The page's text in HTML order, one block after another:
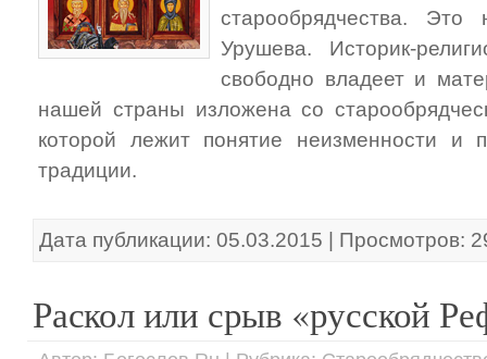
старообрядчества.
Урушева. Историк-
свободно владеет и
нашей страны изложена со
которой лежит понятие неизменности и
традиции.
Дата публикации: 05.03.2015 | Просмотров:
Раскол или срыв «русской